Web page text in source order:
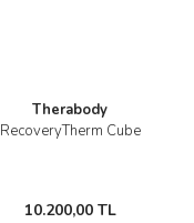
Therabody
RecoveryTherm Cube
10.200,00 TL